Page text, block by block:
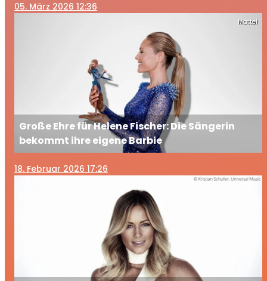
05. März 2026 12:36
Mattel
Große Ehre für Helene Fischer: Die Sängerin
bekommt ihre eigene Barbie
18. Februar 2026 17:26